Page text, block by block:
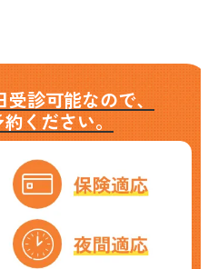
診可能なので、
ください。